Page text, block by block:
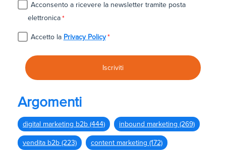
Acconsento a ricevere la newsletter tramite posta
elettronica*
Accetto la Privacy Policy *
Argomenti
digital marketing b2b (444) inbound marketing (269)
vendita b2b (223) content marketing (172)